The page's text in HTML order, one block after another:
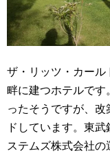
ザ・リッツ・カール
畔に建つホテルです
ったそうですが、
ドしています。東
ステムズ株式会社の